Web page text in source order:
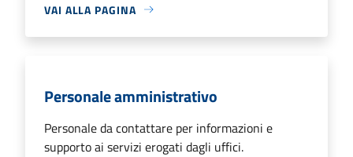
VAI ALLA PAGINA
Personale amministrativo
Personale da contattare per informazioni e
supporto ai servizi erogati dagli uffici.